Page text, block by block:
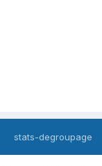
stats-degroupage